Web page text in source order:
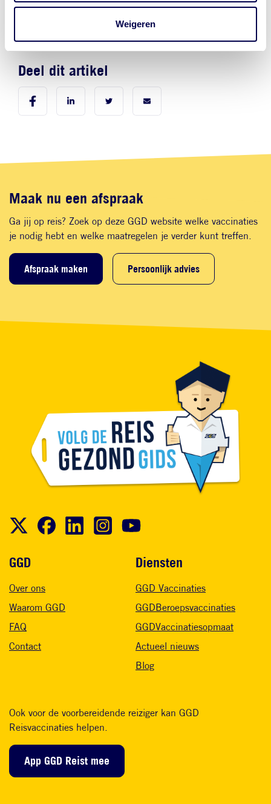
Weigeren
Deel dit artikel
Maak nu een afspraak
Ga jij op reis? Zoek op deze GGD website welke vaccinaties
je nodig hebt en welke maatregelen je verder kunt treffen.
Afspraak maken Persoonlijk advies
Voet
GGD
Over ons
Waarom GGD
FAQ
Contact
Diensten
GGD Vaccinaties
GGDBeroepsvaccinaties
GGDVaccinatiesopmaat
Actueel nieuws
Blog
Ook voor de voorbereidende reiziger kan GGD
Reisvaccinaties helpen.
App GGD Reist mee